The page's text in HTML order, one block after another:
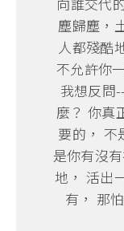
塵歸塵，
人都殘酷
不允許你
我想反問
麼？ 你真
要的， 不
是你有沒
地， 活出
有， 那